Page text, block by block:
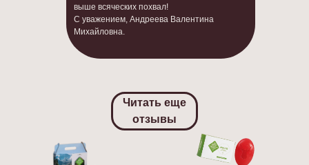
выше всяческих похвал!
С уважением, Андреева Валентина
Михайловна.
Читать еще
отзывы